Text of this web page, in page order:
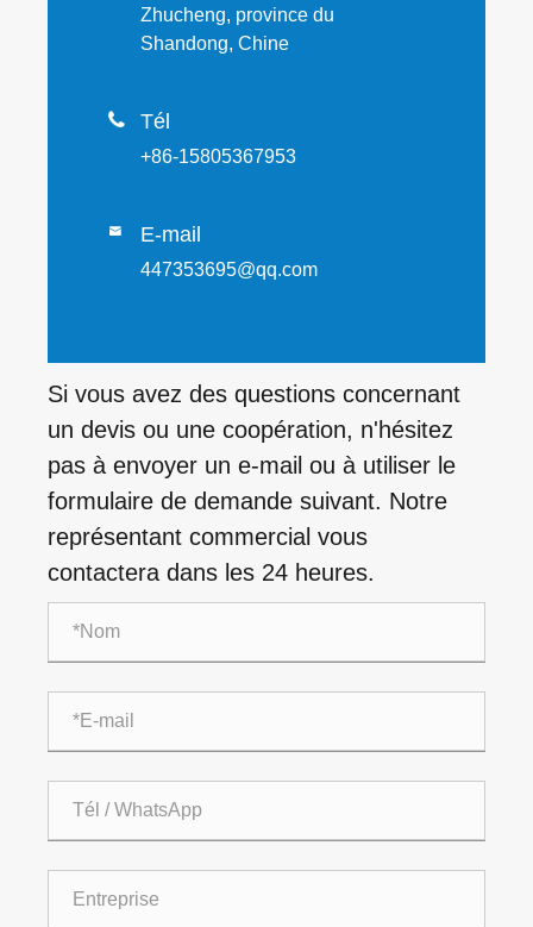
Zhucheng, province du
Shandong, Chine
 Tél
+86-15805367953
 E-mail
447353695@qq.com
Si vous avez des questions concernant
un devis ou une coopération, n'hésitez
pas à envoyer un e-mail ou à utiliser le
formulaire de demande suivant. Notre
représentant commercial vous
contactera dans les 24 heures.